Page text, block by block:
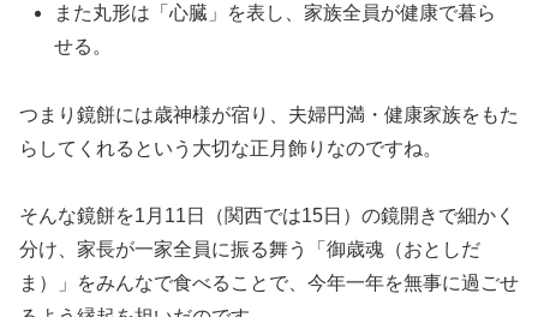
また丸形は「心臓」を表し、家族全員が健康で暮ら
せる。
つまり鏡餅には歳神様が宿り、夫婦円満・健康家族をもた
らしてくれるという大切な正月飾りなのですね。
そんな鏡餅を1月11日（関西では15日）の鏡開きで細かく
分け、家長が一家全員に振る舞う「御歳魂（おとしだ
ま）」をみんなで食べることで、今年一年を無事に過ごせ